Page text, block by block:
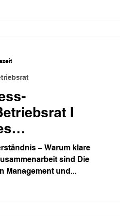
I
– Warum klare
sind Die
Management und...